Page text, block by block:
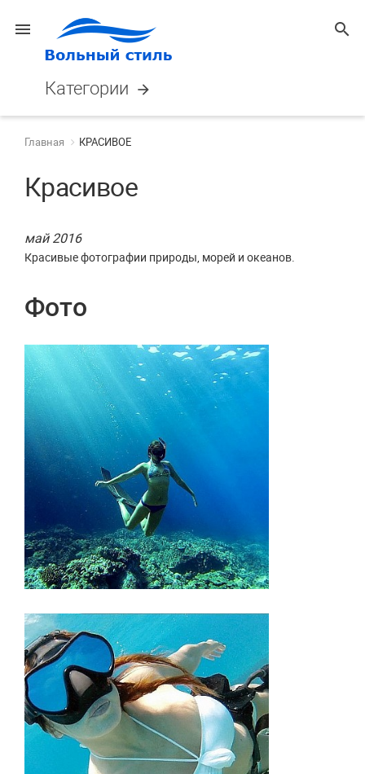
menu search
Категории arrow_forward
Главная КРАСИВОЕ
Красивое
май 2016
Красивые фотографии природы, морей и океанов.
Фото